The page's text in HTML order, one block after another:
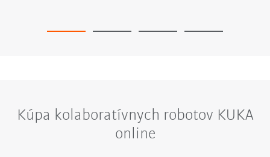
Kúpa kolaboratívnych robotov KUKA
online